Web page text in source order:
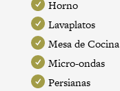
Horno
Lavaplatos
Mesa de Cocina
Micro-ondas
Persianas